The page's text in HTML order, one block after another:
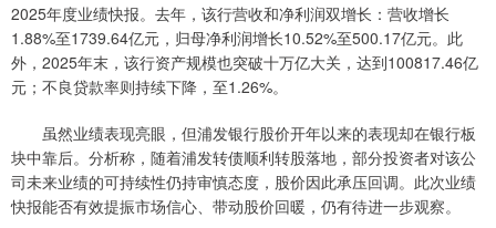
2025年度业绩快报。去年，该行营收和净利润双增长：营收增长
1.88%至1739.64亿元，归母净利润增长10.52%至500.17亿元。此
外，2025年末，该行资产规模也突破十万亿大关，达到100817.46亿
元；不良贷款率则持续下降，至1.26%。
虽然业绩表现亮眼，但浦发银行股价开年以来的表现却在银行板
块中靠后。分析称，随着浦发转债顺利转股落地，部分投资者对该公
司未来业绩的可持续性仍持审慎态度，股价因此承压回调。此次业绩
快报能否有效提振市场信心、带动股价回暖，仍有待进一步观察。